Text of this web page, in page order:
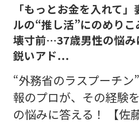
「もっとお金を入れて
ルの“推し活”にのめりこ
壊寸前…37歳男性の悩み
鋭いアド...
“外務省のラスプーチン
報のプロが、その経験
の悩みに答える！ 【佐